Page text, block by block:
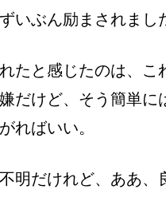
いぶん励まされまし
たと感じたのは、こ
だけど、そう簡単に
ればいい。
明だけれど、ああ